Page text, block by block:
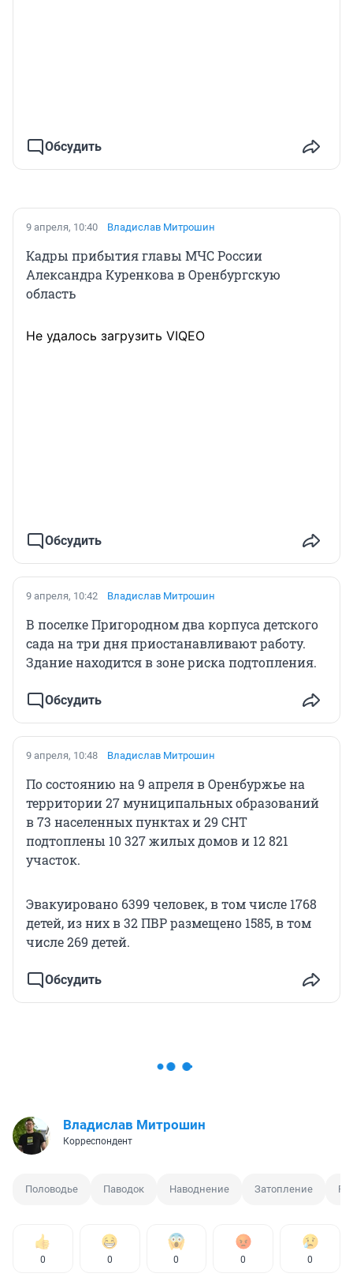
Обсудить
9 апреля, 10:40 Владислав Митрошин
Кадры прибытия главы МЧС России
Александра Куренкова в Оренбургскую
область
Не удалось загрузить VIQEO
Обсудить
9 апреля, 10:42 Владислав Митрошин
В поселке Пригородном два корпуса детского
сада на три дня приостанавливают работу.
Здание находится в зоне риска подтопления.
Обсудить
9 апреля, 10:48 Владислав Митрошин
По состоянию на 9 апреля в Оренбуржье на
территории 27 муниципальных образований
в 73 населенных пунктах и 29 СНТ
подтоплены 10 327 жилых домов и 12 821
участок.
Эвакуировано 6399 человек, в том числе 1768
детей, из них в 32 ПВР размещено 1585, в том
числе 269 детей.
Обсудить
Владислав Митрошин
Корреспондент
Половодье Паводок Наводнение Затопление
0 0 0 0 0